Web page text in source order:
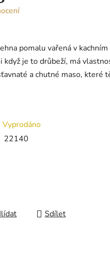
pomalu vařená v
je to drůbeží, má
a chutné maso, které
Vyprodáno
22140
Sdílet